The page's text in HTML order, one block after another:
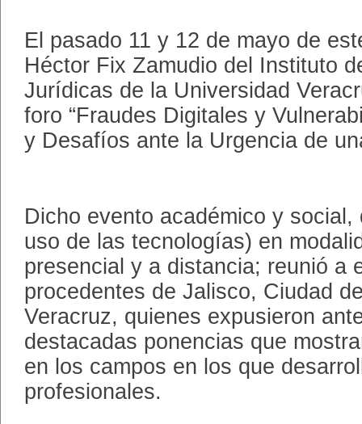
El pasado 11 y 12 de mayo de
Héctor Fix Zamudio del Instituto
Jurídicas de la Universidad
foro “Fraudes Digitales y
y Desafíos ante la Urgencia de
Dicho evento académico y
uso de las tecnologías) en
presencial y a distancia; reunió a
procedentes de Jalisco, Ciudad
Veracruz, quienes expusieron
destacadas ponencias que
en los campos en los que
profesionales.